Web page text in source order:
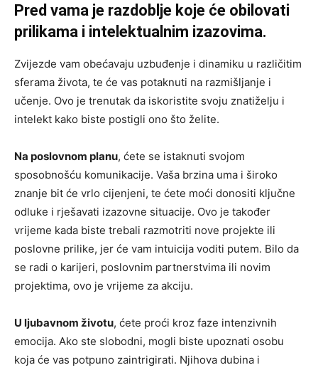
Pred vama je razdoblje koje će obilovati
prilikama i intelektualnim izazovima.
Zvijezde vam obećavaju uzbuđenje i dinamiku u različitim
sferama života, te će vas potaknuti na razmišljanje i
učenje. Ovo je trenutak da iskoristite svoju znatiželju i
intelekt kako biste postigli ono što želite.
Na poslovnom planu, ćete se istaknuti svojom
sposobnošću komunikacije. Vaša brzina uma i široko
znanje bit će vrlo cijenjeni, te ćete moći donositi ključne
odluke i rješavati izazovne situacije. Ovo je također
vrijeme kada biste trebali razmotriti nove projekte ili
poslovne prilike, jer će vam intuicija voditi putem. Bilo da
se radi o karijeri, poslovnim partnerstvima ili novim
projektima, ovo je vrijeme za akciju.
U ljubavnom životu, ćete proći kroz faze intenzivnih
emocija. Ako ste slobodni, mogli biste upoznati osobu
koja će vas potpuno zaintrigirati. Njihova dubina i